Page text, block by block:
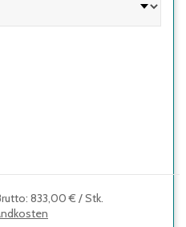
: 833,00 € /Stk.